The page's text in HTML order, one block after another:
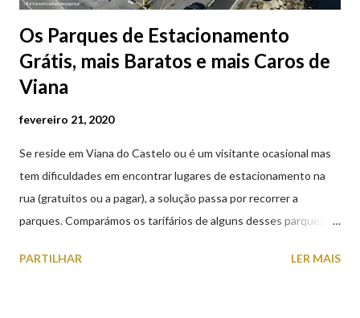
Os Parques de Estacionamento
Grátis, mais Baratos e mais Caros de
Viana
fevereiro 21, 2020
Se reside em Viana do Castelo ou é um visitante ocasional mas
tem dificuldades em encontrar lugares de estacionamento na
rua (gratuitos ou a pagar), a solução passa por recorrer a
parques. Comparámos os tarifários de alguns desses parques de
subterrâneos) perto do centro da cidade (entenda-se por
PARTILHAR LER MAIS